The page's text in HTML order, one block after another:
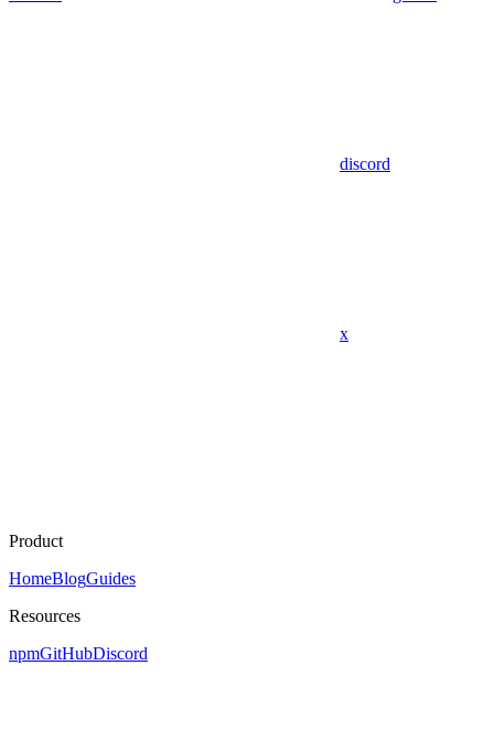
discord
x
Product
HomeBlogGuides
Resources
npmGitHubDiscord